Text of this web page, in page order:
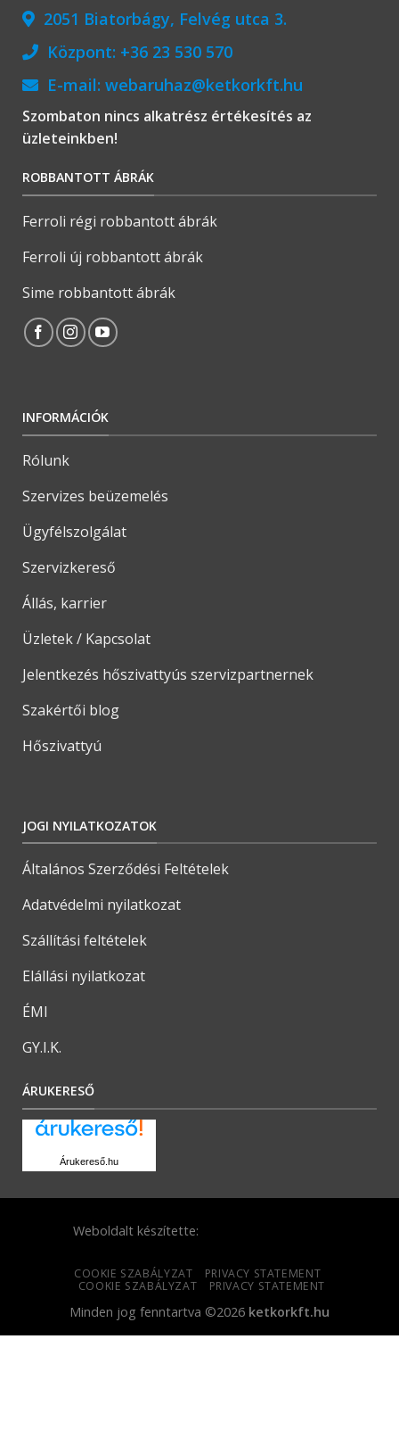
2051 Biatorbágy, Felvég utca 3.
Központ: +36 23 530 570
E-mail: webaruhaz@ketkorkft.hu
Szombaton nincs alkatrész értékesítés az
üzleteinkben!
ROBBANTOTT ÁBRÁK
Ferroli régi robbantott ábrák
Ferroli új robbantott ábrák
Sime robbantott ábrák
INFORMÁCIÓK
Rólunk
Szervizes beüzemelés
Ügyfélszolgálat
Szervizkereső
Állás, karrier
Üzletek / Kapcsolat
Jelentkezés hőszivattyús szervizpartnernek
Szakértői blog
Hőszivattyú
JOGI NYILATKOZATOK
Általános Szerződési Feltételek
Adatvédelmi nyilatkozat
Szállítási feltételek
Elállási nyilatkozat
ÉMI
GY.I.K.
ÁRUKERESŐ
Árukereső.hu
Weboldalt készítette:
COOKIE SZABÁLYZAT
PRIVACY STATEMENT
COOKIE SZABÁLYZAT
PRIVACY STATEMENT
Minden jog fenntartva ©2026 ketkorkft.hu